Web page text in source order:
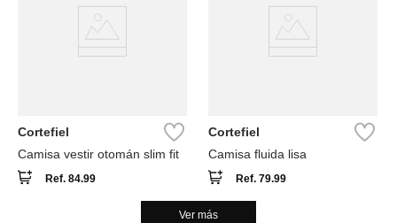
Cortefiel
Camisa vestir otomán slim fit
Ref. 84.99
Cortefiel
Camisa fluida lisa
Ref. 79.99
Ver más